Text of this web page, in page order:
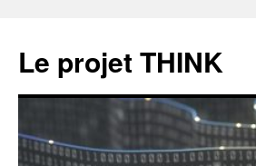
Le projet THINK